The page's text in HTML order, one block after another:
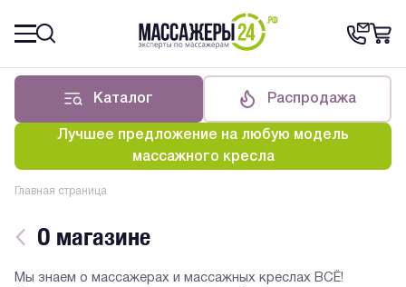
Каталог Распродажа
Лучшее предложение на любую модель
массажного кресла
Главная страница
О магазине
Мы знаем о массажерах и массажных креслах ВСЁ!